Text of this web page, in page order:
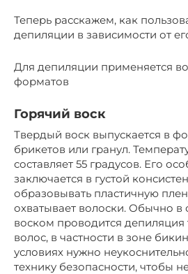
Теперь расскажем, как
депиляции в зависимости от
Для депиляции применяется
форматов
Горячий воск
Твердый воск выпускается в
брикетов или гранул.
составляет 55 градусов. Его
заключается в густой
образовывать пластичную
охватывает волоски. Обычно в
воском проводится депиляция
волос, в частности в зоне
условиях нужно
технику безопасности, чтобы